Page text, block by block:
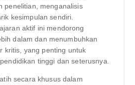
penelitian, menganalisis
kesimpulan sendiri.
aktif ini mendorong
dalam dan menumbuhkan
kritis, yang penting untuk
tinggi dan seterusnya.
secara khusus dalam